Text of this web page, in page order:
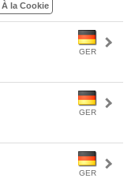
À la Cookie
GER
GER
GER